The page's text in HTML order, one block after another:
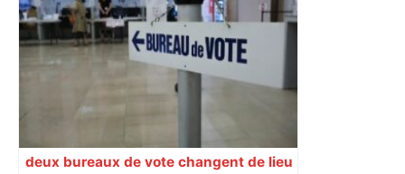
temps encore ? Toulouse et l'UBB aux
aguets – Rugbynistere
deux bureaux de vote changent de lieu